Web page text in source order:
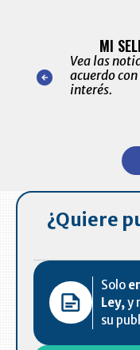
nuestro
para
MI
Vea las
acuerdo
interés.
¿Quiere
Solo
Ley,y
su